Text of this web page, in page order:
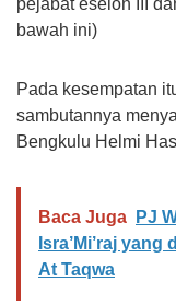
pejabat eselon III
bawah ini)
Pada kesempatan
sambutannya
Bengkulu Helmi
Baca Juga
PJ
Isra’Mi’raj
At Taqwa